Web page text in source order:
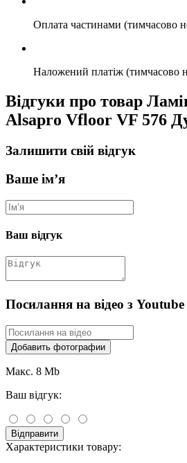
Оплата частинами (тимчасово
Наложений платіж (тимчасово
Відгуки про товар
Alsapro Vfloor VF 576
Залишити свій відгук
Ваше ім’я
Ваш відгук
Посилання на відео з Youtube
Добавить фотографии
Макс. 8 Mb
Ваш відгук:
Відправити
Характеристики товару: